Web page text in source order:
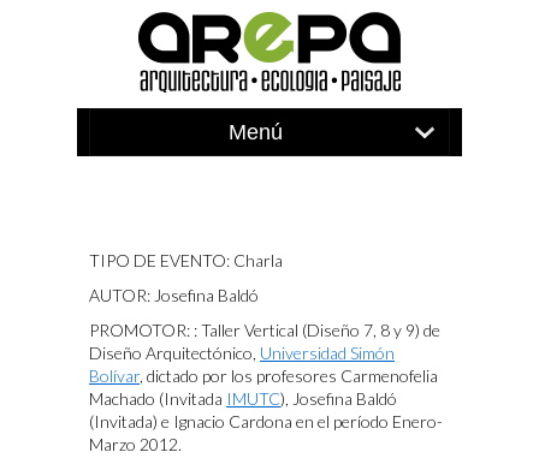
TIPO DE EVENTO: Charla
AUTOR: Josefina Baldó
PROMOTOR: : Taller Vertical (Diseño 7, 8 y 9) de
Diseño Arquitectónico, Universidad Simón
Bolívar, dictado por los profesores Carmenofelia
Machado (Invitada IMUTC), Josefina Baldó
(Invitada) e Ignacio Cardona en el período Enero-
Marzo 2012.